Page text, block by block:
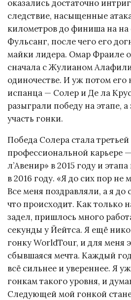
оказались достаточно
следствие, насыщенные
километров до финиша на на
Фульсанг, после чего его
майки лидера. Омар Фраиле
сначала с Жулианом
одиночестве. И уж потом его
испанца — Солер и Де ла
разыграли победу на этапе,
участь гонки.
Победа Солера стала третьей
профессиональной карьере
л’Авенир» в 2015 году и
в 2016 году. «Я до сих пор не
Все меня поздравляли, а я
что происходит. Как только
задел, пришлось много
секунды у Йейтса. Я ещё
гонку WorldTour, и для меня
сбывшаяся мечта. Каждый
всё сильнее и увереннее. Я
гонкам такого уровня, и
Следующей мой гонкой